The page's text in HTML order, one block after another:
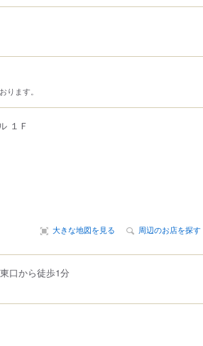
ります。
１Ｆ
大きな地図を見る 周辺のお店を探す
口から徒歩1分